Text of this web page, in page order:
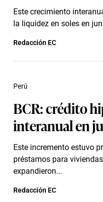
Este crecimiento
la liquidez en soles en
Redacción EC
BCR: crédito
interanual en
Este incremento estuvo
préstamos para
expandieron...
Perú
Redacción EC